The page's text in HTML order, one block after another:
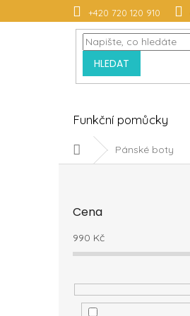
na
+420 720 120 910
HLEDAT
Funkční pomůcky
Domů Pánské boty
Cena
990 Kč